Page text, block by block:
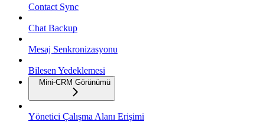
Contact Sync
Chat Backup
Mesaj Senkronizasyonu
Bilesen Yedeklemesi
Mini-CRM Görünümü
Yönetici Çalışma Alanı Erişimi